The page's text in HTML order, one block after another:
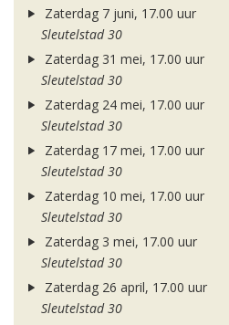
Zaterdag 7 juni, 17.00 uur
Sleutelstad 30
Zaterdag 31 mei, 17.00 uur
Sleutelstad 30
Zaterdag 24 mei, 17.00 uur
Sleutelstad 30
Zaterdag 17 mei, 17.00 uur
Sleutelstad 30
Zaterdag 10 mei, 17.00 uur
Sleutelstad 30
Zaterdag 3 mei, 17.00 uur
Sleutelstad 30
Zaterdag 26 april, 17.00 uur
Sleutelstad 30